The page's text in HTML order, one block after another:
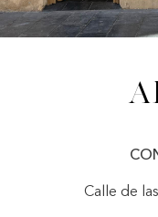
Calle de